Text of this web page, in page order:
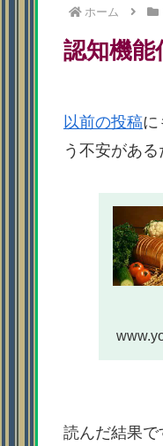
ホーム
認知機能
以前の投稿に
う不安があ
読んだ結果で